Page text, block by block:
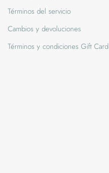
Términos del servicio
Cambios y devoluciones
Términos y condiciones Gift Card